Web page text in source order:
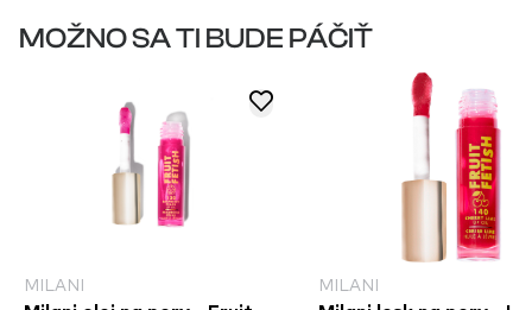
MOŽNO SA TI BUDE PÁČIŤ
MILANI MILANI